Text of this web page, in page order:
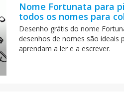
Nome Fortunata para
todos os nomes para
Desenho grátis do nome
desenhos de nomes são ideais
aprendam a ler e a escrever.